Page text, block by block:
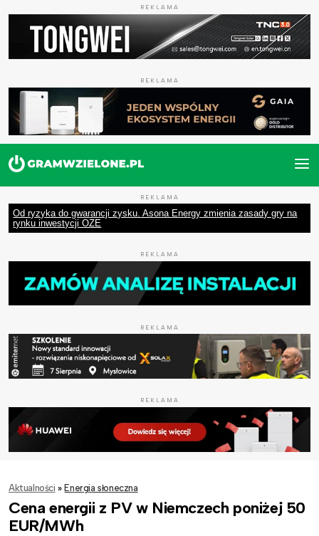
REKLAMA
REKLAMA
REKLAMA
Od ryzyka do gwarancji zysku. Asona Energy zmienia zasady gry na
rynku inwestycji OZE
REKLAMA
REKLAMA
REKLAMA
Aktualności » Energia słoneczna
Cena energii z PV w Niemczech poniżej 50
EUR/MWh